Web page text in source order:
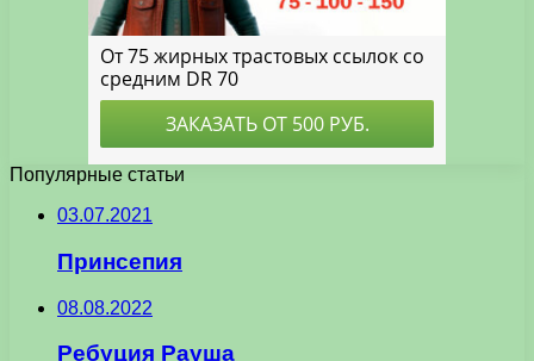
Популярные статьи
03.07.2021
Принсепия
08.08.2022
Ребуция Рауша